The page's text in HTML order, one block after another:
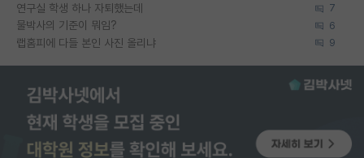
연구실 학생 하나 자퇴했는데 7
물박사의 기준이 뭐임? 6
랩홈피에 다들 본인 사진 올리냐 9